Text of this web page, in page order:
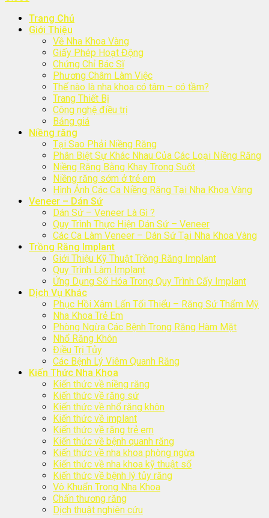
Trang Chủ
Giới Thiệu
Về Nha Khoa Vàng
Giấy Phép Hoạt Động
Chứng Chỉ Bác Sĩ
Phương Châm Làm Việc
Thế nào là nha khoa có tâm – có tầm?
Trang Thiết Bị
Công nghệ điều trị
Bảng giá
Niềng răng
Tại Sao Phải Niềng Răng
Phân Biệt Sự Khác Nhau Của Các Loại Niềng Răng
Niềng Răng Bằng Khay Trong Suốt
Niềng răng sớm ở trẻ em
Hình Ảnh Các Ca Niềng Răng Tại Nha Khoa Vàng
Veneer – Dán Sứ
Dán Sứ – Veneer Là Gì ?
Quy Trình Thực Hiện Dán Sứ – Veneer
Các Ca Làm Veneer – Dán Sứ Tại Nha Khoa Vàng
Trồng Răng Implant
Giới Thiệu Kỹ Thuật Trồng Răng Implant
Quy Trình Làm Implant
Ứng Dụng Số Hóa Trong Quy Trình Cấy Implant
Dịch Vụ Khác
Phục Hồi Xâm Lấn Tối Thiểu – Răng Sứ Thẩm Mỹ
Nha Khoa Trẻ Em
Phòng Ngừa Các Bệnh Trong Răng Hàm Mặt
Nhổ Răng Khôn
Điều Trị Tủy
Các Bệnh Lý Viêm Quanh Răng
Kiến Thức Nha Khoa
Kiến thức về niềng răng
Kiến thức về răng sứ
Kiến thức về nhổ răng khôn
Kiến thức về implant
Kiến thức về răng trẻ em
Kiến thức về bệnh quanh răng
Kiến thức về nha khoa phòng ngừa
Kiến thức về nha khoa kỹ thuật số
Kiến thức về bệnh lý tủy răng
Vô Khuẩn Trong Nha Khoa
Chấn thương răng
Dịch thuật nghiên cứu